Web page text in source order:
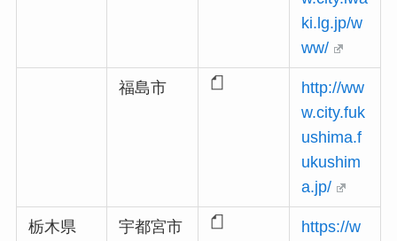
ki.lg.jp/w
ww/
福島市
http://ww
w.city.fuk
ushima.f
ukushim
a.jp/
栃木県 宇都宮市
https://w